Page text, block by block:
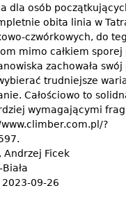
dla osób
obita linia w
czwórkowych, do
mimo całkiem
zachowała
trudniejsze
Całościowo to
wymagającymi
?
Andrzej Ficek
2023-09-26